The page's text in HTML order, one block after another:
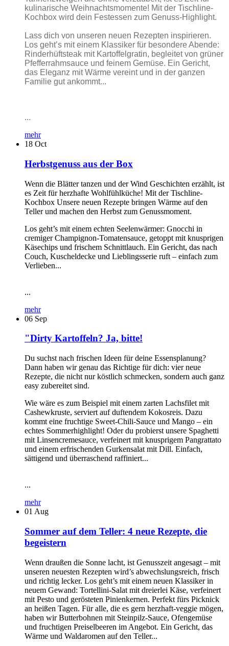
kulinarische Weihnachtsmomente! Mit der Tischline-
Kochbox wird dein Festessen zum Genuss-Highlight.
Lass dich von unseren neuen Rezepten inspirieren.
Los geht’s mit einem Klassiker für besondere Abende:
Rinderhüftsteak mit Kartoffelgratin, begleitet von grüner
Pfefferrahmsauce und feinem Gemüse. Ein Gericht,
das Eleganz mit Wärme vereint und in der ganzen
Familie gut ankommt...
...
mehr
18 Oct
Herbstgenuss aus der Box
Wenn die Blätter tanzen und der Wind Geschichten erzählt, ist
es Zeit für herzhafte Wohlfühlküche! Mit der Tischline-
Kochbox Unsere neuen Rezepte bringen Wärme auf den
Teller und machen den Herbst zum Genussmoment.
Los geht’s mit einem echten Seelenwärmer: Gnocchi in
cremiger Champignon-Tomatensauce, getoppt mit knusprigen
Käsechips und frischem Schnittlauch. Ein Gericht, das nach
Couch, Kuscheldecke und Lieblingsserie ruft – einfach zum
Verlieben...
...
mehr
06 Sep
"Dirty Kartoffeln? Ja, bitte!
Du suchst nach frischen Ideen für deine Essensplanung?
Dann haben wir genau das Richtige für dich: vier neue
Rezepte, die nicht nur köstlich schmecken, sondern auch ganz
easy zubereitet sind.
Wie wäre es zum Beispiel mit einem zarten Lachsfilet mit
Cashewkruste, serviert auf duftendem Kokosreis. Dazu
kommt eine fruchtige Sweet-Chili-Sauce und Mango – ein
echtes Sommerhighlight! Oder du probierst unsere Spaghetti
mit Linsencremesauce, verfeinert mit knusprigem Pangrattato
und einem erfrischenden Gurkensalat mit Dill. Einfach,
sättigend und überraschend raffiniert...
...
mehr
01 Aug
Sommer auf dem Teller: 4 neue Rezepte, die
begeistern
Wenn draußen die Sonne lacht, ist Genusszeit angesagt – mit
unseren neuesten Rezepten wird’s abwechslungsreich, frisch
und richtig lecker. Los geht’s mit einem neuen Klassiker in
neuem Gewand: Tortellini-Salat mit dreierlei Käse, verfeinert
mit Pesto und gerösteten Pinienkernen. Perfekt fürs Picknick
an heißen Tagen. Für alle, die es gern herzhaft-veggie mögen,
haben wir Butterbohnen mit Steinpilz-Sauce, Ofengemüse
und fruchtigen Preiselbeeren im Angebot. Ein Gericht, das
Wärme und Waldaromen auf den Teller...